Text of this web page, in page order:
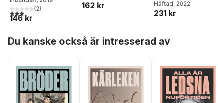
3,0utav 5 stjärnor. Totalt antal röster:
(2)
146 kr
162 kr
Häftad, 2022
231 kr
Du kanske också är intresserad av